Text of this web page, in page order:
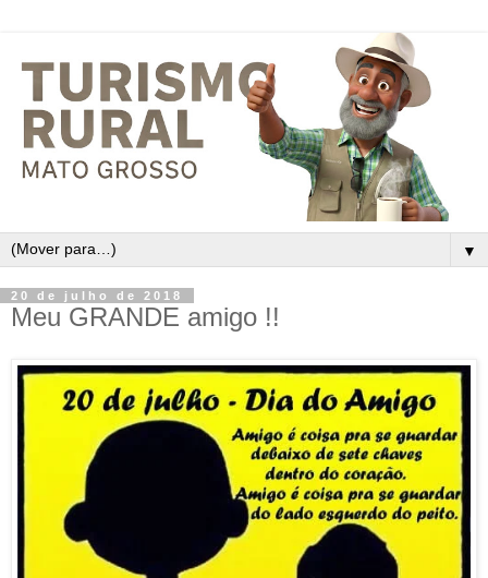
▼
20 de julho de 2018
Meu GRANDE amigo !!